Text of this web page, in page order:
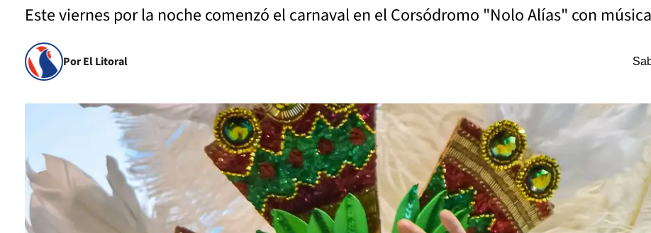
Este viernes por la noche comenzó el carnaval en el Corsódromo "Nolo Alías" con
Por El Litoral